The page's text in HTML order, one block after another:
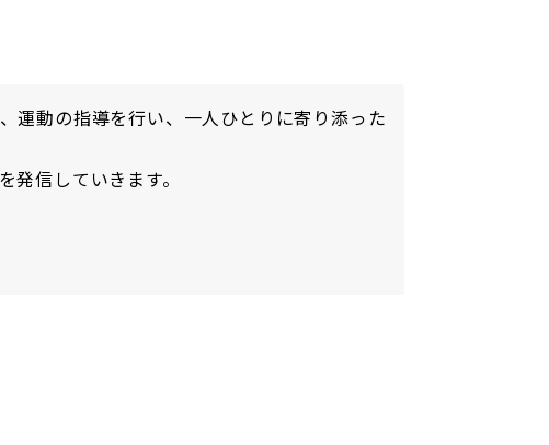
運動の指導を行い、一人ひとりに寄り添った
信していきます。